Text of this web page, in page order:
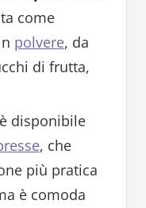
come
polvere, da
di frutta,
disponibile
, che
più pratica
è comoda